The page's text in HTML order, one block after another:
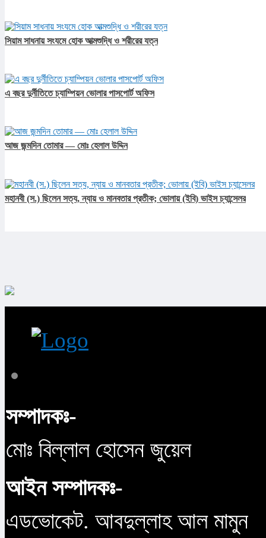
সিয়াম সাধনায় সংযমে হোক আত্মশুদ্ধি ও শরীরের যত্ন
এ বছর দুর্নীতিতে চ্যাম্পিয়ন ভোলার পাসপোর্ট অফিস
আজ জন্মদিন তোমার — মোঃ হেলাল উদ্দিন
মহানবী (স.) ছিলেন সত্য, ন্যায় ও মানবতার প্রতীক; ভোলায় (ইবি) ভাইস চ্যান্সেলর
সম্পাদকঃ-
মোঃ বিল্লাল হোসেন জুয়েল
আইন সম্পাদকঃ-
এডভোকেট. আবদুল্লাহ আল মামুন